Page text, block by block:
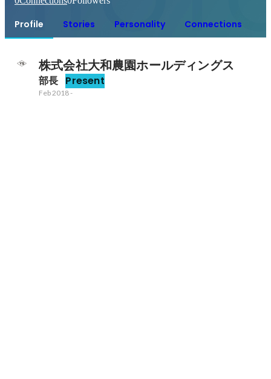
Profile Stories Personality Connections
株式会社大和農園ホールディングス
部長 Present
Feb 2018-